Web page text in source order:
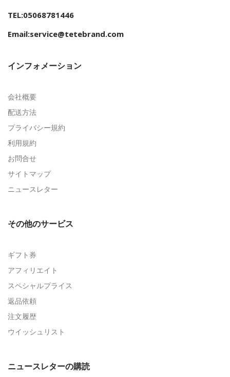
TEL:05068781446
Email:service@tetebrand.com
インフォメーション
会社概要
配送方法
プライバシー規約
利用規約
お問合せ
サイトマップ
ニュースレター
その他のサービス
ギフト券
アフィリエイト
スペシャルプライス
返品依頼
注文履歴
ウイッシュリスト
ニュースレターの購読